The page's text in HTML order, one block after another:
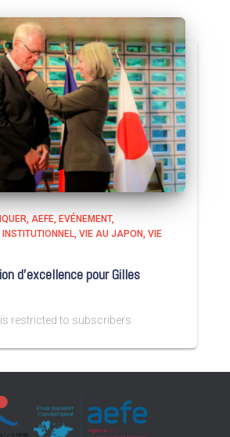
AEFE EVÉNEMENT
INSTITUTIONNEL VIE AU JAPON VIE
d’excellence pour Gilles
restricted to subscribers